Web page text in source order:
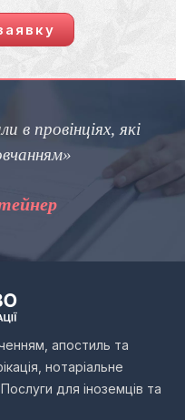
провінціях, які
апостиль та
нотаріальне
для іноземців та